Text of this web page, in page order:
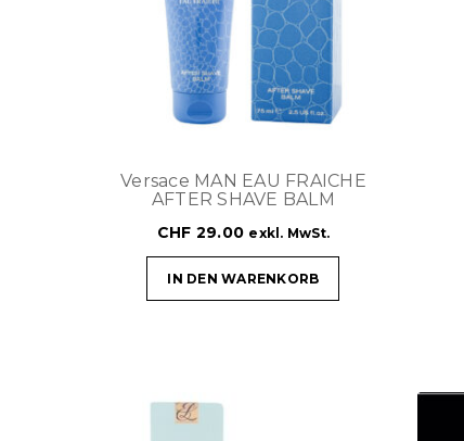
Versace MAN EAU FRAICHE
AFTER SHAVE BALM
CHF 29.00 exkl. MwSt.
IN DEN WARENKORB